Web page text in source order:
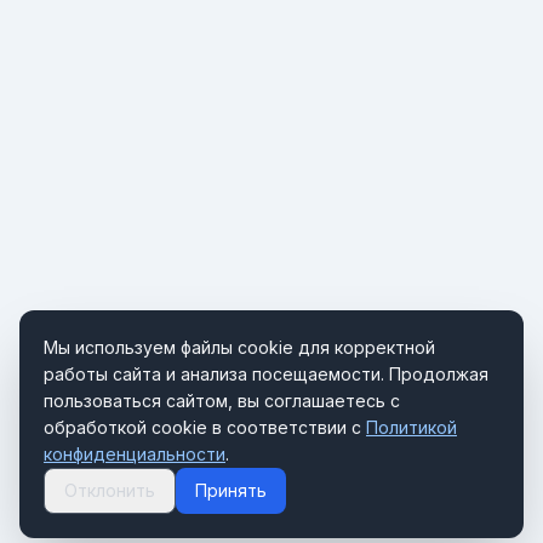
Мы используем файлы cookie для корректной
работы сайта и анализа посещаемости. Продолжая
пользоваться сайтом, вы соглашаетесь с
обработкой cookie в соответствии с Политикой
конфиденциальности.
Отклонить
Принять